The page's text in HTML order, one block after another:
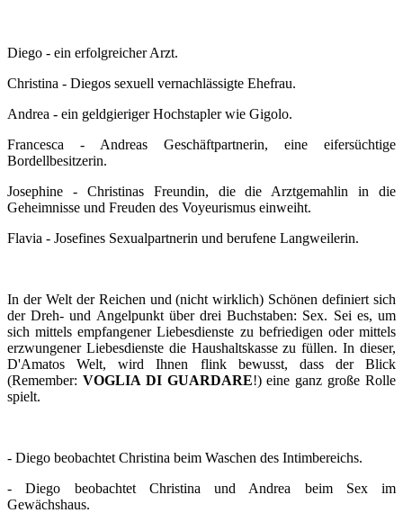
Diego - ein erfolgreicher Arzt.
Christina - Diegos sexuell vernachlässigte Ehefrau.
Andrea - ein geldgieriger Hochstapler wie Gigolo.
Francesca - Andreas Geschäftpartnerin, eine eifersüchtige
Bordellbesitzerin.
Josephine - Christinas Freundin, die die Arztgemahlin in die
Geheimnisse und Freuden des Voyeurismus einweiht.
Flavia - Josefines Sexualpartnerin und berufene Langweilerin.
In der Welt der Reichen und (nicht wirklich) Schönen definiert sich
der Dreh- und Angelpunkt über drei Buchstaben: Sex. Sei es, um
sich mittels empfangener Liebesdienste zu befriedigen oder mittels
erzwungener Liebesdienste die Haushaltskasse zu füllen. In dieser,
D'Amatos Welt, wird Ihnen flink bewusst, dass der Blick
(Remember: VOGLIA DI GUARDARE!) eine ganz große Rolle
spielt.
- Diego beobachtet Christina beim Waschen des Intimbereichs.
- Diego beobachtet Christina und Andrea beim Sex im
Gewächshaus.